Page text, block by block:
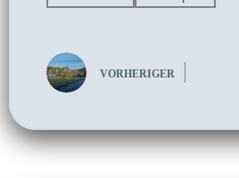
VORHERIGER